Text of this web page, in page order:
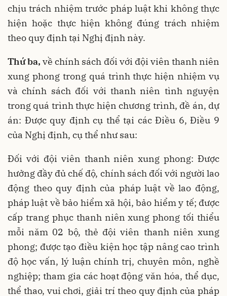
chịu trách nhiệm trước pháp luật khi không thực
hiện hoặc thực hiện không đúng trách nhiệm
theo quy định tại Nghị định này.
Thứ ba,về chính sách đối với đội viên thanh niên
xung phong trong quá trình thực hiện nhiệm vụ
và chính sách đối với thanh niên tình nguyện
trong quá trình thực hiện chương trình, đề án, dự
án: Được quy định cụ thể tại các Điều 6, Điều 9
của Nghị định, cụ thể như sau:
Đối với đội viên thanh niên xung phong: Được
hưởng đầy đủ chế độ, chính sách đối với người lao
động theo quy định của pháp luật về lao động,
pháp luật về bảo hiểm xã hội, bảo hiểm y tế; được
cấp trang phục thanh niên xung phong tối thiểu
mỗi năm 02 bộ, thẻ đội viên thanh niên xung
phong; được tạo điều kiện học tập nâng cao trình
độ học vấn, lý luận chính trị, chuyên môn, nghề
nghiệp; tham gia các hoạt động văn hóa, thể dục,
thể thao, vui chơi, giải trí theo quy định của pháp